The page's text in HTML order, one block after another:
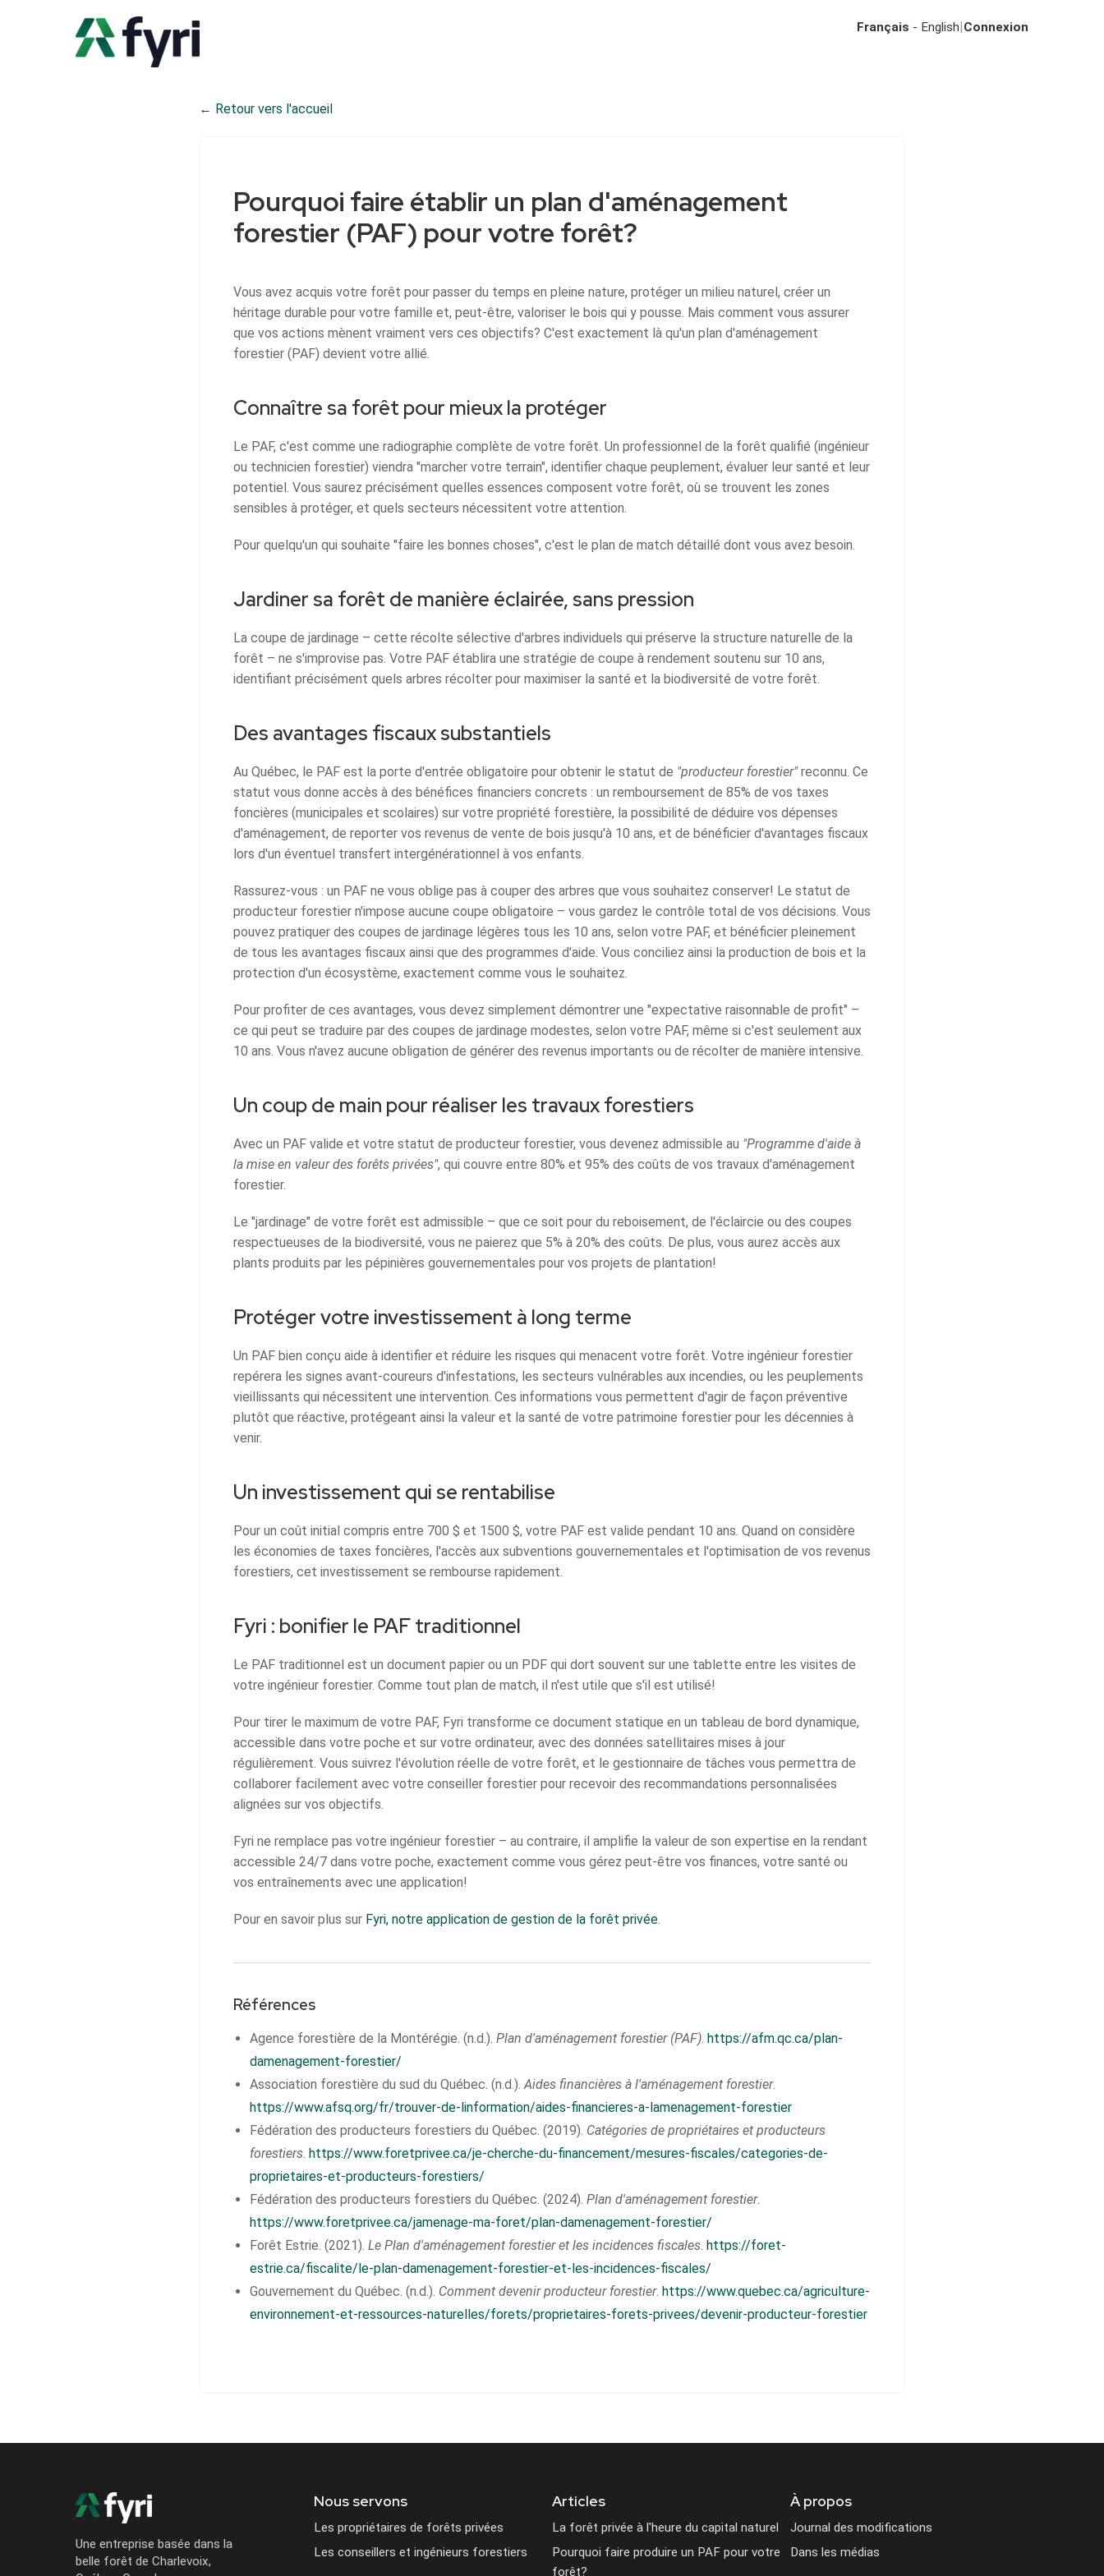
Français - English|Connexion
← Retour vers l'accueil
Pourquoi faire établir un plan d'aménagement
forestier (PAF) pour votre forêt?
Vous avez acquis votre forêt pour passer du temps en pleine nature, protéger un milieu naturel, créer un
héritage durable pour votre famille et, peut-être, valoriser le bois qui y pousse. Mais comment vous assurer
que vos actions mènent vraiment vers ces objectifs? C'est exactement là qu'un plan d'aménagement
forestier (PAF) devient votre allié.
Connaître sa forêt pour mieux la protéger
Le PAF, c'est comme une radiographie complète de votre forêt. Un professionnel de la forêt qualifié (ingénieur
ou technicien forestier) viendra "marcher votre terrain", identifier chaque peuplement, évaluer leur santé et leur
potentiel. Vous saurez précisément quelles essences composent votre forêt, où se trouvent les zones
sensibles à protéger, et quels secteurs nécessitent votre attention.
Pour quelqu'un qui souhaite "faire les bonnes choses", c'est le plan de match détaillé dont vous avez besoin.
Jardiner sa forêt de manière éclairée, sans pression
La coupe de jardinage – cette récolte sélective d'arbres individuels qui préserve la structure naturelle de la
forêt – ne s'improvise pas. Votre PAF établira une stratégie de coupe à rendement soutenu sur 10 ans,
identifiant précisément quels arbres récolter pour maximiser la santé et la biodiversité de votre forêt.
Des avantages fiscaux substantiels
Au Québec, le PAF est la porte d'entrée obligatoire pour obtenir le statut de "producteur forestier"reconnu. Ce
statut vous donne accès à des bénéfices financiers concrets : un remboursement de 85% de vos taxes
foncières (municipales et scolaires) sur votre propriété forestière, la possibilité de déduire vos dépenses
d'aménagement, de reporter vos revenus de vente de bois jusqu'à 10 ans, et de bénéficier d'avantages fiscaux
lors d'un éventuel transfert intergénérationnel à vos enfants.
Rassurez-vous : un PAF ne vous oblige pas à couper des arbres que vous souhaitez conserver! Le statut de
producteur forestier n'impose aucune coupe obligatoire – vous gardez le contrôle total de vos décisions. Vous
pouvez pratiquer des coupes de jardinage légères tous les 10 ans, selon votre PAF, et bénéficier pleinement
de tous les avantages fiscaux ainsi que des programmes d'aide. Vous conciliez ainsi la production de bois et la
protection d'un écosystème, exactement comme vous le souhaitez.
Pour profiter de ces avantages, vous devez simplement démontrer une "expectative raisonnable de profit" –
ce qui peut se traduire par des coupes de jardinage modestes, selon votre PAF, même si c'est seulement aux
10 ans. Vous n'avez aucune obligation de générer des revenus importants ou de récolter de manière intensive.
Un coup de main pour réaliser les travaux forestiers
Avec un PAF valide et votre statut de producteur forestier, vous devenez admissible au "Programme d'aide à
la mise en valeur des forêts privées", qui couvre entre 80% et 95% des coûts de vos travaux d'aménagement
forestier.
Le "jardinage" de votre forêt est admissible – que ce soit pour du reboisement, de l'éclaircie ou des coupes
respectueuses de la biodiversité, vous ne paierez que 5% à 20% des coûts. De plus, vous aurez accès aux
plants produits par les pépinières gouvernementales pour vos projets de plantation!
Protéger votre investissement à long terme
Un PAF bien conçu aide à identifier et réduire les risques qui menacent votre forêt. Votre ingénieur forestier
repérera les signes avant-coureurs d'infestations, les secteurs vulnérables aux incendies, ou les peuplements
vieillissants qui nécessitent une intervention. Ces informations vous permettent d'agir de façon préventive
plutôt que réactive, protégeant ainsi la valeur et la santé de votre patrimoine forestier pour les décennies à
venir.
Un investissement qui se rentabilise
Pour un coût initial compris entre 700 $ et 1500 $, votre PAF est valide pendant 10 ans. Quand on considère
les économies de taxes foncières, l'accès aux subventions gouvernementales et l'optimisation de vos revenus
forestiers, cet investissement se rembourse rapidement.
Fyri : bonifier le PAF traditionnel
Le PAF traditionnel est un document papier ou un PDF qui dort souvent sur une tablette entre les visites de
votre ingénieur forestier. Comme tout plan de match, il n'est utile que s'il est utilisé!
Pour tirer le maximum de votre PAF, Fyri transforme ce document statique en un tableau de bord dynamique,
accessible dans votre poche et sur votre ordinateur, avec des données satellitaires mises à jour
régulièrement. Vous suivrez l'évolution réelle de votre forêt, et le gestionnaire de tâches vous permettra de
collaborer facilement avec votre conseiller forestier pour recevoir des recommandations personnalisées
alignées sur vos objectifs.
Fyri ne remplace pas votre ingénieur forestier – au contraire, il amplifie la valeur de son expertise en la rendant
accessible 24/7 dans votre poche, exactement comme vous gérez peut-être vos finances, votre santé ou
vos entraînements avec une application!
Pour en savoir plus sur Fyri, notre application de gestion de la forêt privée.
Références
Agence forestière de la Montérégie. (n.d.). Plan d'aménagement forestier (PAF). https://afm.qc.ca/plan-
damenagement-forestier/
Association forestière du sud du Québec. (n.d.).Aides financières à l'aménagement forestier.
https://www.afsq.org/fr/trouver-de-linformation/aides-financieres-a-lamenagement-forestier
Fédération des producteurs forestiers du Québec. (2019). Catégories de propriétaires et producteurs
forestiers. https://www.foretprivee.ca/je-cherche-du-financement/mesures-fiscales/categories-de-
proprietaires-et-producteurs-forestiers/
Fédération des producteurs forestiers du Québec. (2024). Plan d'aménagement forestier.
https://www.foretprivee.ca/jamenage-ma-foret/plan-damenagement-forestier/
Forêt Estrie. (2021). Le Plan d'aménagement forestier et les incidences fiscales. https://foret-
estrie.ca/fiscalite/le-plan-damenagement-forestier-et-les-incidences-fiscales/
Gouvernement du Québec. (n.d.). Comment devenir producteur forestier. https://www.quebec.ca/agriculture-
environnement-et-ressources-naturelles/forets/proprietaires-forets-privees/devenir-producteur-forestier
Une entreprise basée dans la
belle forêt de Charlevoix,
Nous servons
Les propriétaires de forêts privées
Les conseillers et ingénieurs forestiers
Articles
La forêt privée à l'heure du capital naturel
Pourquoi faire produire un PAF pour votre
forêt?
À propos
Journal des modifications
Dans les médias